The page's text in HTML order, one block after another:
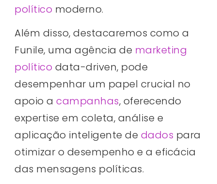
político moderno.
Além disso, destacaremos como a
Funile, uma agência de marketing
político data-driven, pode
desempenhar um papel crucial no
apoio a campanhas, oferecendo
expertise em coleta, análise e
aplicação inteligente de dados para
otimizar o desempenho e a eficácia
das mensagens políticas.